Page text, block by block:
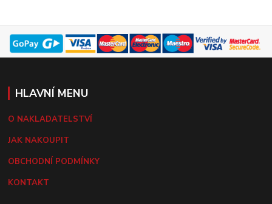
HLAVNÍ MENU
O NAKLADATELSTVÍ
JAK NAKOUPIT
OBCHODNÍ PODMÍNKY
KONTAKT